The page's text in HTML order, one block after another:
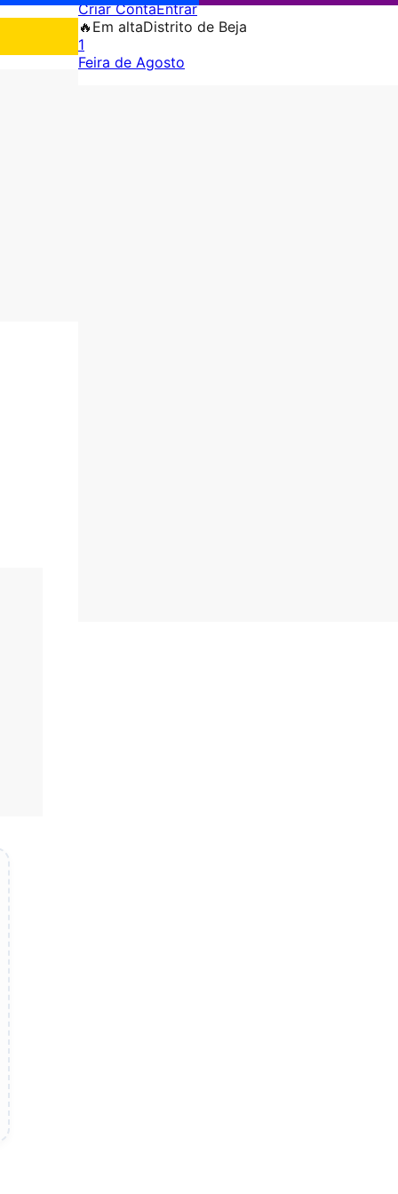
Criar ContaEntrar
🔥 Em altaDistrito de Beja
1
Feira de Agosto